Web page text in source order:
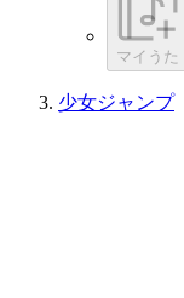
マイうた
少女ジャンプ